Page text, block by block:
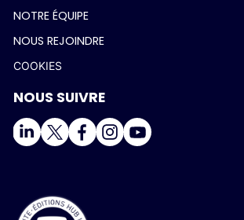
NOTRE ÉQUIPE
NOUS REJOINDRE
COOKIES
NOUS SUIVRE